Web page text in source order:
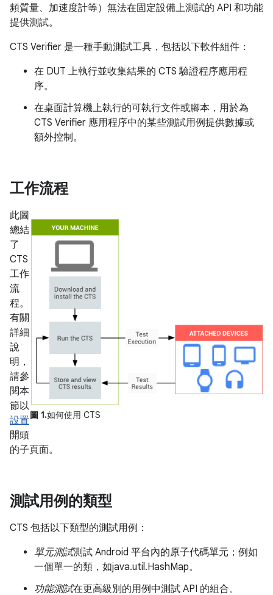
頻質量、加速度計等）無法在固定設備上測試的 API 和功能
提供測試。
CTS Verifier 是一種手動測試工具，包括以下軟件組件：
在 DUT 上執行並收集結果的 CTS 驗證程序應用程
序。
在桌面計算機上執行的可執行文件或腳本，用於為
CTS Verifier 應用程序中的某些測試用例提供數據或
額外控制。
工作流程
圖 1.如何使用 CTS
此圖
總結
了
CTS
工作
流
程。
有關
詳細
說
明，
請參
閱本
節以
設置
開頭
的子頁面。
測試用例的類型
CTS 包括以下類型的測試用例：
單元測試測試 Android 平台內的原子代碼單元；例如
一個單一的類，如java.util.HashMap。
功能測試在更高級別的用例中測試 API 的組合。